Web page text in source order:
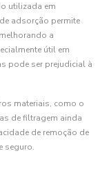
utilizada em
adsorção permite
a
útil em
pode ser prejudicial à
materiais, como o
de filtragem ainda
de remoção de
seguro.